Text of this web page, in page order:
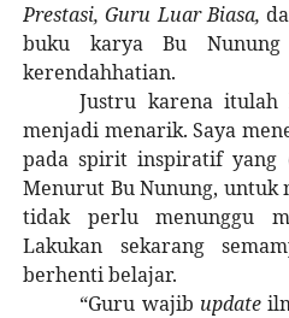
Prestasi, Guru Luar Biasa,
buku karya Bu Nunung
kerendahhatian.
Justru karena
menjadi menarik. Saya
pada spirit inspiratif yang
Menurut Bu Nunung, untuk
tidak perlu menunggu
Lakukan sekarang
berhenti belajar.
“Guru wajib update